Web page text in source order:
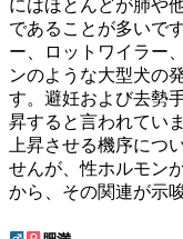
にはほとんどが肺や
であることが多いで
ー、ロットワイラー
ンのような大型犬の
す。避妊および去勢
昇すると言われてい
上昇させる機序につ
せんが、性ホルモン
から、その関連が示